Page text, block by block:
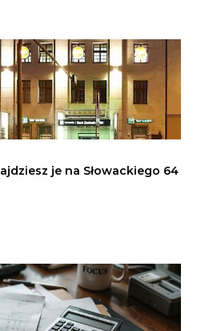
je na Słowackiego 64